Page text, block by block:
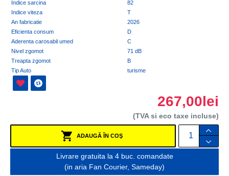
Indice sarcina
82
Indice viteza
T
An fabricatie
2026
Eficienta consum
D
Aderenta carosabil umed
C
Nivel zgomot
71 dB
Treapta zgomot
B
Tip Auto
turisme
267,00lei
(TVA si eco taxe incluse)
ADAUGĂ ÎN COŞ
Livrare gratuita la 4 buc. comandate
(in aria Fan Courier, Sameday)